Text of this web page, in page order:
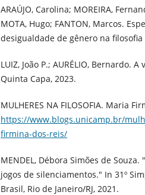
ARAÚJO, Carolina; MOREIRA,
MOTA, Hugo; FANTON, Marcos.
desigualdade de gênero na filosofia
LUIZ, João P.; AURÉLIO, Bernardo.
Quinta Capa, 2023.
MULHERES NA FILOSOFIA. Maria
https://www.blogs.unicamp.br/
firmina-dos-reis/
MENDEL, Débora Simões de
jogos de silenciamentos." In 31º
Brasil, Rio de Janeiro/RJ, 2021.